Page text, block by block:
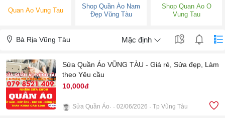
Quan Ao Vung Tau
Shop Quần Áo Nam
Đẹp Vũng Tàu
Shop Quan Ao O
Vung Tau
Bà Rịa Vũng Tàu Mặc định
Sửa Quần Áo VŨNG TÀU - Giá rẻ, Sửa đẹp, Làm
theo Yêu cầu
10,000đ
Sửa Quần Áo 02/06/2026 Tp Vũng Tàu